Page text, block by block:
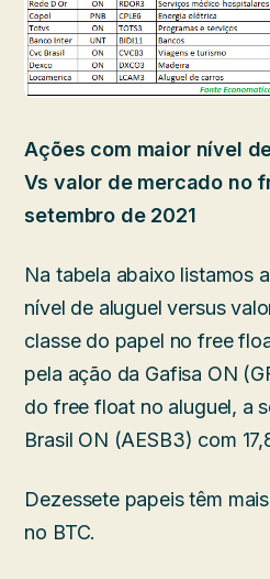
Ações com maior nível
Vs valor de mercado no
setembro de 2021
Na tabela abaixo listamos
nível de aluguel versus
classe do papel no free
pela ação da Gafisa ON
do free float no aluguel, a
Brasil ON (AESB3) com
Dezessete papeis têm
no BTC.